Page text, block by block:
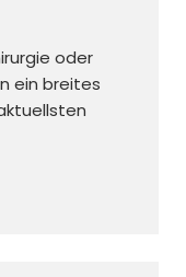
oder
ein breites